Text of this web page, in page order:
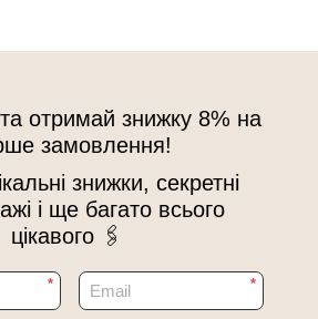
отримай знижку 8% на
замовлення!
знижки, секретні
і ще багато всього
цікавого 🖇
* *